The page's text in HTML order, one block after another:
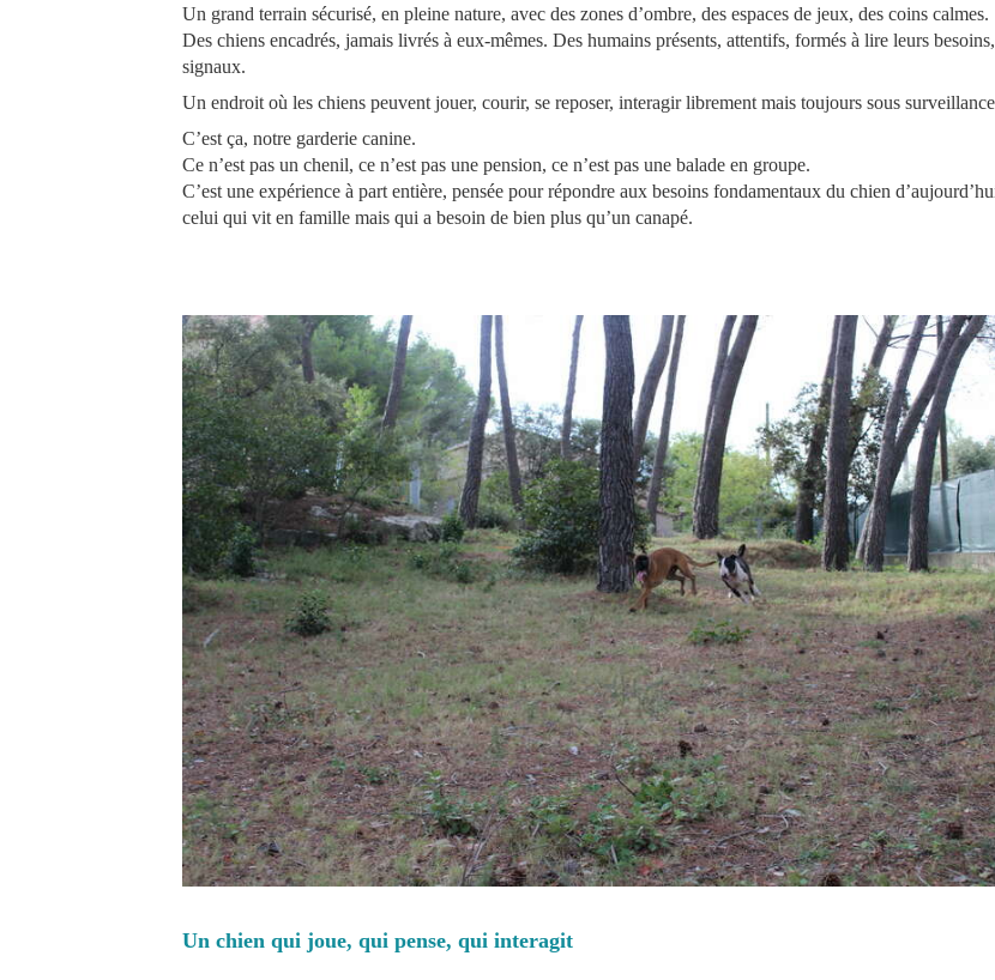
Un grand terrain sécurisé, en pleine nature, avec des zones d’ombre, des espaces de jeux, des coins calmes.
Des chiens encadrés, jamais livrés à eux-mêmes. Des humains présents, attentifs, formés à lire leurs
signaux.
Un endroit où les chiens peuvent jouer, courir, se reposer, interagir librement mais toujours sous
C’est ça, notre garderie canine.
Ce n’est pas un chenil, ce n’est pas une pension, ce n’est pas une balade en groupe.
C’est une expérience à part entière, pensée pour répondre aux besoins fondamentaux du chien
celui qui vit en famille mais qui a besoin de bien plus qu’un canapé.
Un chien qui joue, qui pense, qui interagit